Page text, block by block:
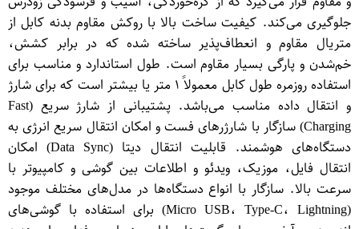
جلوگیری می‌کند. کیفیت ساخت بالا با روکش مقاوم بدنه کابل از
متریال مقاوم و انعطاف‌پذیر ساخته شده که در برابر کشش،
خم‌شدن و پارگی بسیار مقاوم است. طول استاندارد و مناسب برای
استفاده روزمره طول کابل معمولاً ۱ متر یا بیشتر است که برای شارژ
و انتقال داده مناسب می‌باشد. پشتیبانی از شارژ سریع (Fast
Charging) سازگار با شارژرهای فست و امکان انتقال سریع انرژی به
دستگاه‌های هوشمند. قابلیت انتقال دیتا (Data Sync) امکان
انتقال فایل، موزیک، ویدئو و اطلاعات بین گوشی و کامپیوتر با
سرعت بالا. سازگار با انواع دستگاه‌ها در مدل‌های مختلف موجود
(Micro USB، Type-C، Lightning) برای استفاده با گوشی‌های